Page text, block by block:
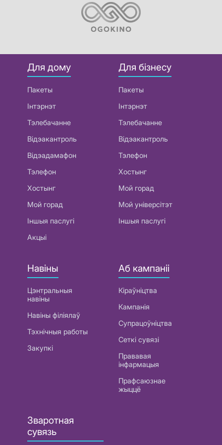
Для дому
Пакеты
Інтэрнэт
Тэлебачанне
Відэакантроль
Відэадамафон
Тэлефон
Хостынг
Мой горад
Іншыя паслугі
Акцыі
Для бізнесу
Пакеты
Інтэрнэт
Тэлебачанне
Відэакантроль
Тэлефон
Хостынг
Мой горад
Мой універсітэт
Іншыя паслугі
Навіны
Цэнтральныя
навіны
Навіны філіялаў
Тэхнічныя работы
Закупкі
Аб кампаніі
Кіраўніцтва
Кампанія
Супрацоўніцтва
Сеткі сувязі
Прававая
інфармацыя
Прафсаюзнае
жыццё
Зваротная
сувязь